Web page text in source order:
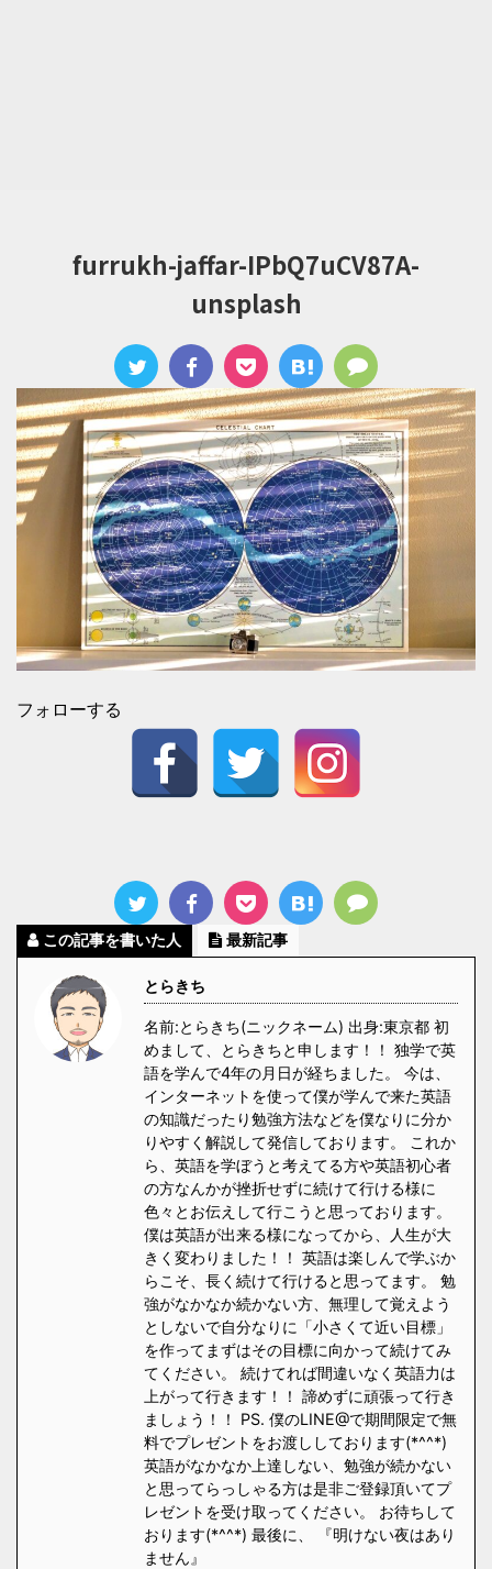
furrukh-jaffar-IPbQ7uCV87A-
unsplash
フォローする
この記事を書いた人 最新記事
とらきち
名前:とらきち(ニックネーム) 出身:東京都 初
めまして、とらきちと申します！！ 独学で英
語を学んで4年の月日が経ちました。 今は、
インターネットを使って僕が学んで来た英語
の知識だったり勉強方法などを僕なりに分か
りやすく解説して発信しております。 これか
ら、英語を学ぼうと考えてる方や英語初心者
の方なんかが挫折せずに続けて行ける様に
色々とお伝えして行こうと思っております。
僕は英語が出来る様になってから、人生が大
きく変わりました！！ 英語は楽しんで学ぶか
らこそ、長く続けて行けると思ってます。 勉
強がなかなか続かない方、無理して覚えよう
としないで自分なりに「小さくて近い目標」
を作ってまずはその目標に向かって続けてみ
てください。 続けてれば間違いなく英語力は
上がって行きます！！ 諦めずに頑張って行き
ましょう！！ PS. 僕のLINE@で期間限定で無
料でプレゼントをお渡ししております(*^^*)
英語がなかなか上達しない、勉強が続かない
と思ってらっしゃる方は是非ご登録頂いてプ
レゼントを受け取ってください。 お待ちして
おります(*^^*) 最後に、 『明けない夜はあり
ません』